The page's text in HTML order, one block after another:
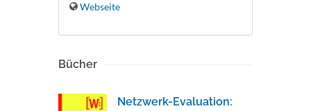
Webseite
Bücher
Netzwerk-Evaluation: